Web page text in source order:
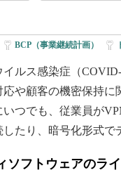
BCP（事業継続計画）
ルス感染症（
応や顧客の機密保持
いつでも、従業員が
したり、暗号化形式で
ソフトウェアのラ